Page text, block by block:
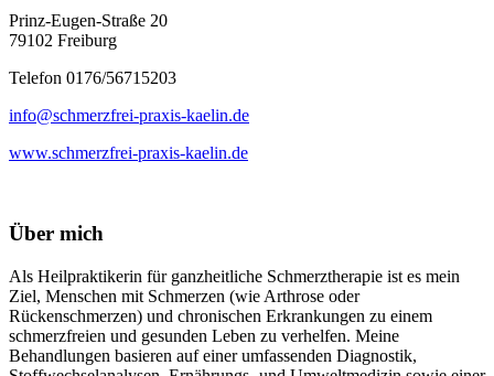
Prinz-Eugen-Straße 20
79102 Freiburg
Telefon 0176/56715203
info@schmerzfrei-praxis-kaelin.de
www.schmerzfrei-praxis-kaelin.de
Über mich
Als Heilpraktikerin für ganzheitliche Schmerztherapie ist es mein
Ziel, Menschen mit Schmerzen (wie Arthrose oder
Rückenschmerzen) und chronischen Erkrankungen zu einem
schmerzfreien und gesunden Leben zu verhelfen. Meine
Behandlungen basieren auf einer umfassenden Diagnostik,